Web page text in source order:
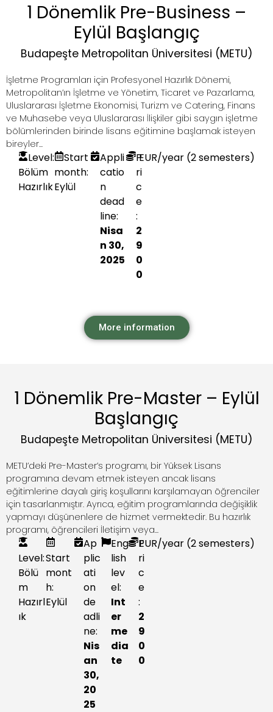
1 Dönemlik Pre-Business –
Eylül Başlangıç
Budapeşte Metropolitan Üniversitesi (METU)
İşletme Programları için Profesyonel Hazırlık Dönemi,
Metropolitan’ın İşletme ve Yönetim, Ticaret ve Pazarlama,
Uluslararası İşletme Ekonomisi, Turizm ve Catering, Finans
ve Muhasebe veya Uluslararası İlişkiler gibi saygın işletme
bölümlerinden birinde lisans eğitimine başlamak isteyen
bireyler...
Level:
Bölüm
Hazırlık
Start
month:
Eylül
Appli
catio
n
dead
line:
Nisa
n 30,
2025
P
ri
c
e
:
2
9
0
0
EUR/year (2 semesters)
More information
1 Dönemlik Pre-Master – Eylül
Başlangıç
Budapeşte Metropolitan Üniversitesi (METU)
METU’deki Pre-Master’s programı, bir Yüksek Lisans
programına devam etmek isteyen ancak lisans
eğitimlerine dayalı giriş koşullarını karşılamayan öğrenciler
için tasarlanmıştır. Ayrıca, eğitim programlarında değişiklik
yapmayı düşünenlere de hizmet vermektedir. Bu hazırlık
programı, öğrencileri İletişim veya...
Level:
Bölü
m
Hazırl
ık
Start
mont
h:
Eylül
Ap
plic
ati
on
de
adli
ne:
Nis
an
30,
20
25
Eng
lish
lev
el:
Int
er
me
dia
te
P
ri
c
e
:
2
9
0
0
EUR/year (2 semesters)